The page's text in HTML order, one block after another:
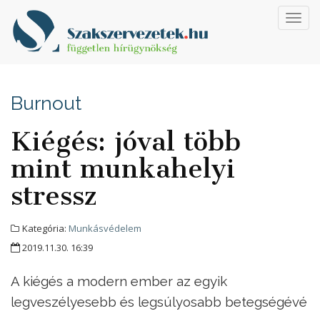
Burnout
Kiégés: jóval több
mint munkahelyi
stressz
Kategória: Munkásvédelem
2019.11.30. 16:39
A kiégés a modern ember az egyik
legveszélyesebb és legsúlyosabb betegségévé